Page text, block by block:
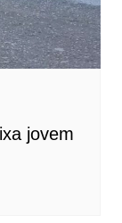
jovem